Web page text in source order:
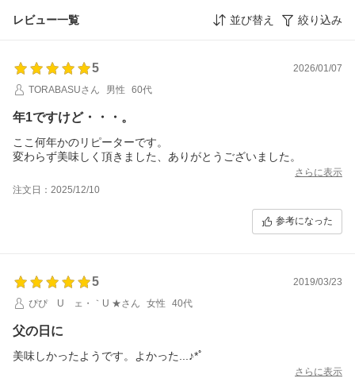
レビュー一覧 並び替え 絞り込み
5
2026/01/07
TORABASUさん
男性 60代
年1ですけど・・・。
ここ何年かのリピーターです。
変わらず美味しく頂きました、ありがとうございました。
さらに表示
注文日：2025/12/10
参考になった
5
2019/03/23
ぴぴ Uゝェ・｀U ★さん
女性 40代
父の日に
美味しかったようです。よかった...♪*ﾟ
さらに表示